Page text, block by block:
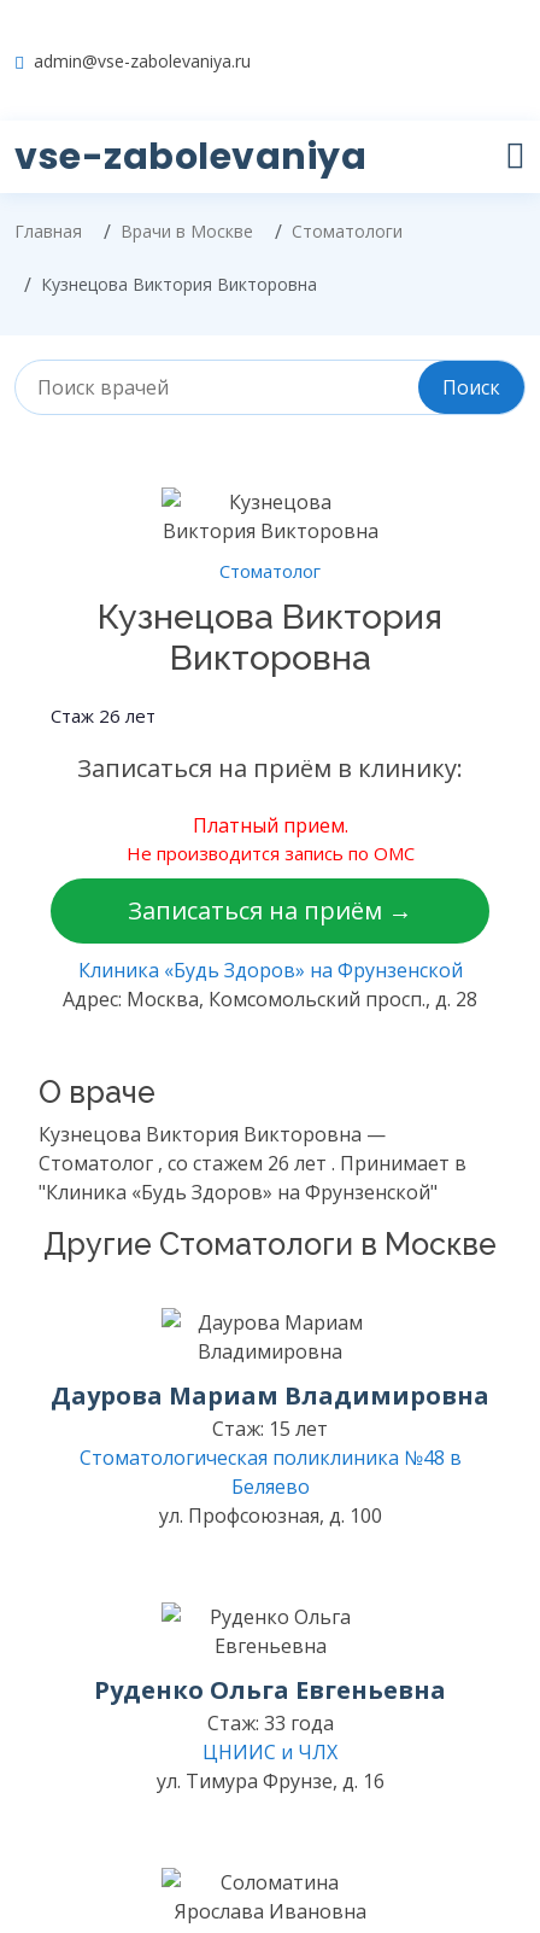
admin@vse-zabolevaniya.ru
vse-zabolevaniya
Главная Врачи в Москве Стоматологи
Кузнецова Виктория Викторовна
Стоматолог
Кузнецова Виктория
Викторовна
Стаж 26 лет
Записаться на приём в клинику:
Платный прием.
Не производится запись по ОМС
Записаться на приём →
Клиника «Будь Здоров» на Фрунзенской
Адрес: Москва, Комсомольский просп., д. 28
О враче
Кузнецова Виктория Викторовна —
Стоматолог , со стажем 26 лет . Принимает в
"Клиника «Будь Здоров» на Фрунзенской"
Другие Стоматологи в Москве
Даурова Мариам Владимировна
Стаж: 15 лет
Стоматологическая поликлиника №48 в
Беляево
ул. Профсоюзная, д. 100
Руденко Ольга Евгеньевна
Стаж: 33 года
ЦНИИС и ЧЛХ
ул. Тимура Фрунзе, д. 16